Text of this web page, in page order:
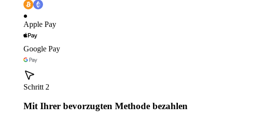
Apple Pay
Google Pay
Schritt 2
Mit Ihrer bevorzugten Methode bezahlen